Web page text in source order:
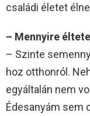
családi életet
– Mennyire
– Szinte
hoz otthonról.
egyáltalán nem
Édesanyám sem